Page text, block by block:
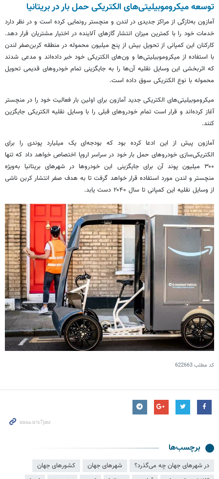
توسعه میکروموبیلیتی‌های الکتریکی حمل بار در بریتانیا
آمازون به‌تازگی از مراکز جدیدی در لندن و منچستر رونمایی کرده است و در نظر دارد
خدمات خود را با کمترین میزان انتشار گازهای آلاینده در اختیار مشتریان قرار دهد.
کارکنان این کمپانی از تحویل بیش از پنج میلیون محموله در منطقه کربن‌صفر لندن
با استفاده از میکروموبیلیتی‌ها و ون‌های الکتریکی خود خبر داده‌اند و مدعی شدند
که اثربخشی این وسایل نقلیه آن‌ها را به جایگزینی تمام خودروهای قدیمی تحویل
محموله با نوع الکتریکی سوق داده است.
میکروموبیلیتی‌های الکتریکی جدید آمازون برای اولین بار فعالیت خود را در منچستر
آغاز کرده‌اند و قرار است تمام خودروهای قبلی را با وسایل نقلیه الکتریکی جایگزین
کنند.
آمازون پیش از این ادعا کرده بود که بودجه‌ای یک میلیارد پوندی را برای
الکتریکی‌سازی خودروهای حمل بار خود در سراسر اروپا اختصاص خواهد داد که تنها
۳۰۰ میلیون پوند آن برای جایگزینی این خودروها در شهرهای بریتانیا به‌ویژه
منچستر و لندن مورد استفاده قرار خواهد گرفت تا به هدف صفر انتشار کربن ناشی
از وسایل نقلیه این کمپانی تا سال ۲۰۴۰ دست یابد.
کد مطلب622663
برچسب‌ها
در شهرهای جهان چه می‌گذرد؟ شهرهای جهان
کشورهای جهان